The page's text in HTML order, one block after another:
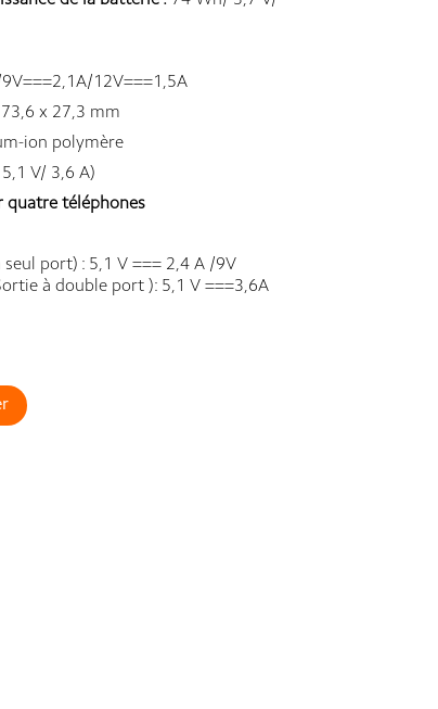
12V===1,5A
x 27,3 mm
ion polymère
V/ 3,6 A)
quatre téléphones
seul port) : 5,1 V === 2,4 A /9V
à double port ): 5,1 V ===3,6A